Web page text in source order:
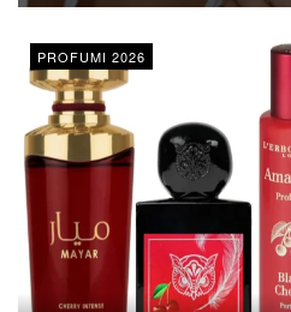
PROFUMI 2026